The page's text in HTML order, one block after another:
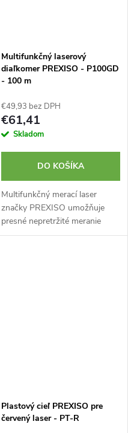
Multifunkčný laserový
diaľkomer PREXISO - P100GD
- 100 m
€49,93 bez DPH
€61,41
Skladom
DO KOŠÍKA
Multifunkčný merací laser
značky PREXISO umožňuje
presné nepretržité meranie
vzdialenosti, plochy a objemu.
Plastový cieľ PREXISO pre
červený laser - PT-R